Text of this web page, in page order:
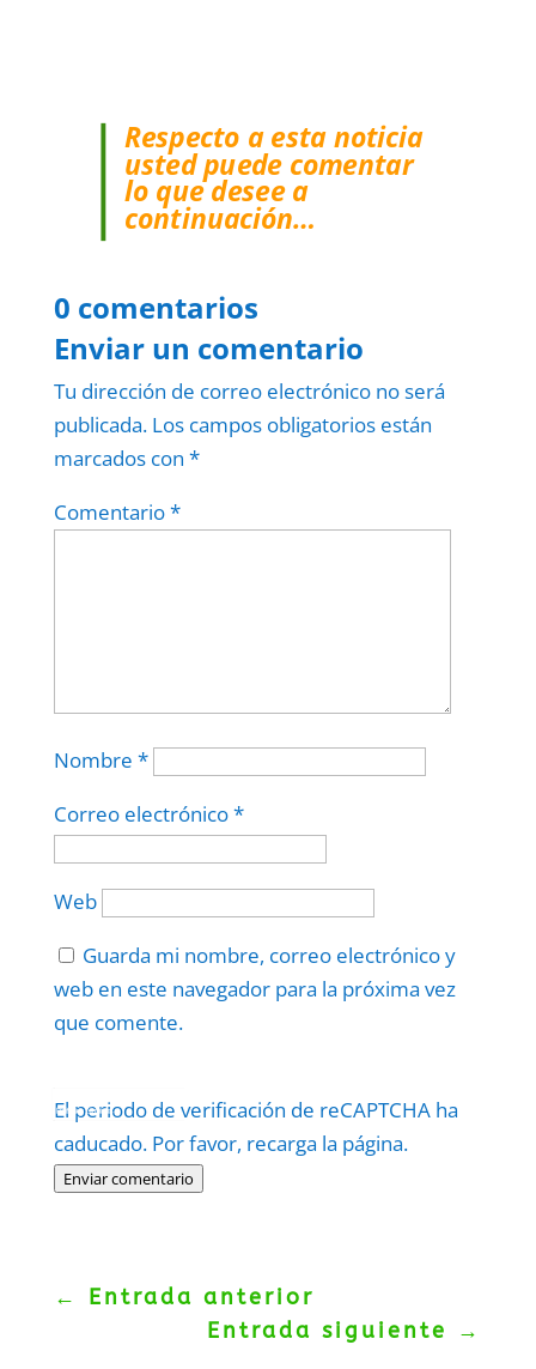
Respecto a esta noticia
usted puede comentar
lo que desee a
continuación…
0 comentarios
Enviar un comentario
Tu dirección de correo electrónico no será
publicada. Los campos obligatorios están
marcados con *
Comentario*
Nombre *
Correo electrónico*
Web
Guarda mi nombre, correo electrónico y
web en este navegador para la próxima vez
que comente.
El periodo de verificación de reCAPTCHA ha
caducado. Por favor, recarga la página.
Enviar comentario
Politica–Términos.
← Entrada anterior
Entrada siguiente
→